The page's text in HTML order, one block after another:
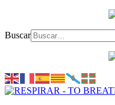
Buscar